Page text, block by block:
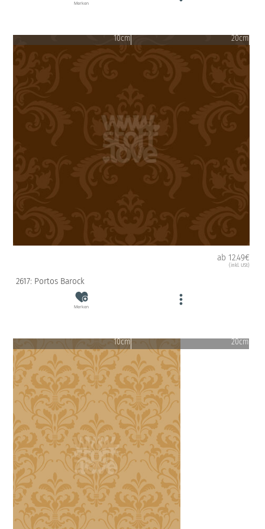
Merken
10cm 20cm
ab 12.49€
(inkl. USt)
2617: Portos Barock
Merken
10cm 20cm